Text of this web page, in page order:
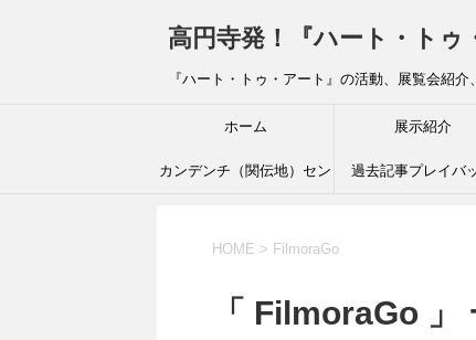
高円寺発！『ハート・ト
『ハート・トゥ・アート』の活動、展覧会紹
ホーム 展示紹介
カンデンチ（関伝地）セン 過去記事プレイバ
HOME > FilmoraGo
「 FilmoraGo 」